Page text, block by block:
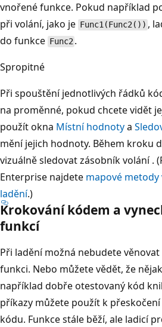
vnořené funkce. Pokud například
při volání, jako je Func1(Func2()) ,
do funkce Func2 .
Spropitné
Při spouštění jednotlivých řádků
na proměnné, pokud chcete vidět
použít okna Místní hodnotya
mění jejich hodnoty. Během kroku
vizuálně sledovat zásobník volání.
Enterprise najdete mapové
ladění.)
Krokování kódem a
funkcí
Při ladění možná nebudete
funkci. Nebo můžete vědět, že
například dobře otestovaný kód
příkazy můžete použít k
kódu. Funkce stále běží, ale ladicí